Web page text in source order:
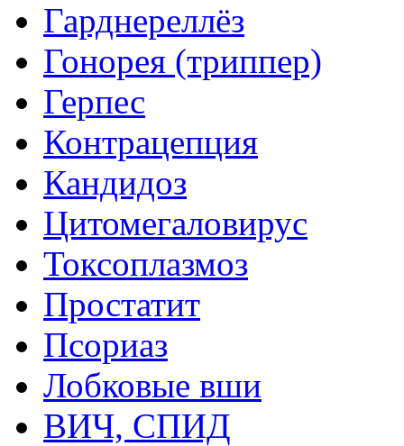
Гарднереллёз
Гонорея (триппер)
Герпес
Контрацепция
Кандидоз
Цитомегаловирус
Токсоплазмоз
Простатит
Псориаз
Лобковые вши
ВИЧ, СПИД